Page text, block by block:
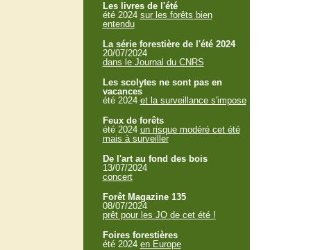
Les livres de l'été
été 2024 sur les forêts bien
entendu
La série forestière de l'été 2024
20/07/2024
dans le Journal du CNRS
Les scolytes ne sont pas en
vacances
été 2024 et la surveillance s'impose
Feux de forêts
été 2024 un risque modéré cet été
mais à surveiller
De l'art au fond des bois
13/07/2024
concert
Forêt Magazine 135
08/07/2024
prêt pour les JO de cet été !
Foires forestières
été 2024 en Europe